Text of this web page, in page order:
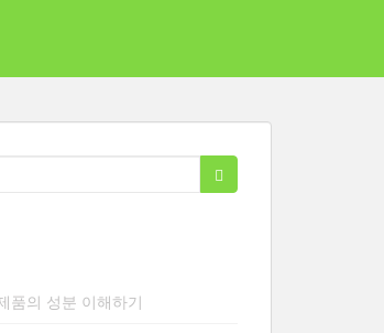
품의 성분 이해하기